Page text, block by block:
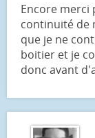
Encore merci
continuité de
que je ne
boitier et je
donc avant